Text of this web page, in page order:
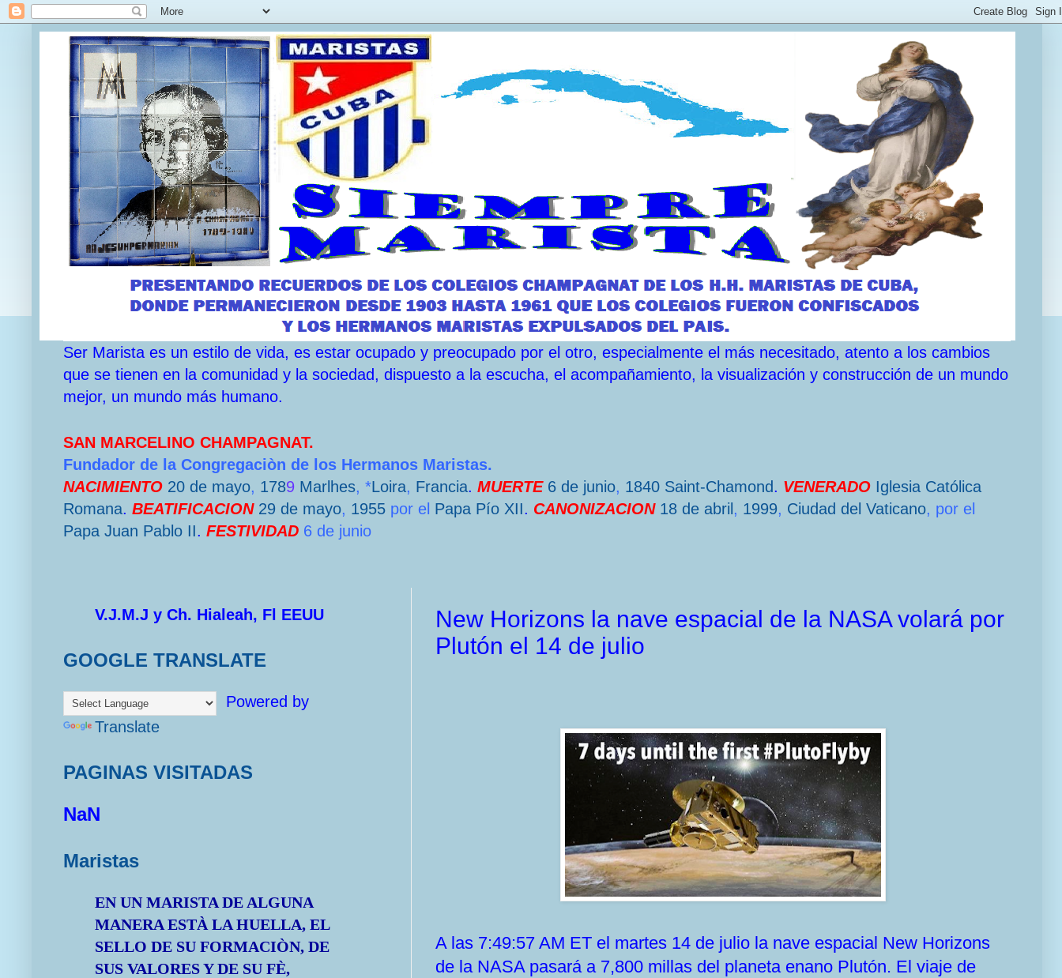
Ser Marista es un estilo de vida, es estar ocupado y preocupado por el otro, especialmente el más necesitado, atento a los cambios
que se tienen en la comunidad y la sociedad, dispuesto a la escucha, el acompañamiento, la visualización y construcción de un mundo
mejor, un mundo más humano.
SAN MARCELINO CHAMPAGNAT.
Fundador de la Congregaciòn de los Hermanos Maristas.
NACIMIENTO 20 de mayo, 1789 Marlhes, *Loira, Francia. MUERTE 6 de junio, 1840 Saint-Chamond. VENERADO Iglesia Católica
Romana. BEATIFICACION 29 de mayo, 1955 por el Papa Pío XII. CANONIZACION 18 de abril , 1999, Ciudad del Vaticano, por el
Papa Juan Pablo II. FESTIVIDAD 6 de junio
New Horizons la nave espacial de la NASA volará por
Plutón el 14 de julio
A las 7:49:57 AM ET el martes 14 de julio la nave espacial New Horizons
de la NASA pasará a 7,800 millas del planeta enano Plutón. El viaje de
V.J.M.J y Ch. Hialeah, Fl EEUU
GOOGLE TRANSLATE
Powered by
Translate
PAGINAS VISITADAS
NaN
Maristas
EN UN MARISTA DE ALGUNA
MANERA ESTÀ LA HUELLA, EL
SELLO DE SU FORMACIÒN, DE
SUS VALORES Y DE SU FÈ,